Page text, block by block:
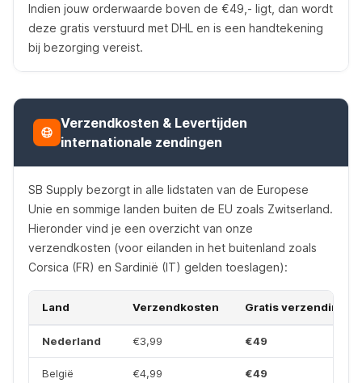
Indien jouw orderwaarde boven de €49,- ligt, dan wordt
deze gratis verstuurd met DHL en is een handtekening
bij bezorging vereist.
Verzendkosten & Levertijden
internationale zendingen
SB Supply bezorgt in alle lidstaten van de Europese
Unie en sommige landen buiten de EU zoals Zwitserland.
Hieronder vind je een overzicht van onze
verzendkosten (voor eilanden in het buitenland zoals
Corsica (FR) en Sardinië (IT) gelden toeslagen):
Land Verzendkosten Gratis verzending
Nederland €3,99 €49
België €4,99 €49